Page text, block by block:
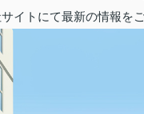
イトにて最新の情報を